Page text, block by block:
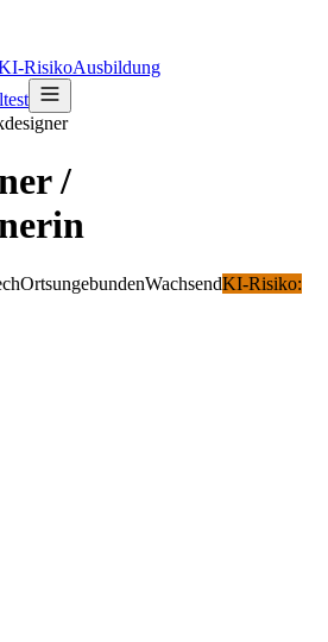
RisikoAusbildung
/
OrtsungebundenWachsendKI-Risiko: